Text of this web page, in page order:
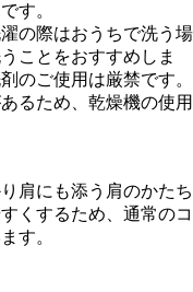
す。
の際はおうちで洗う場
ことをおすすめしま
のご使用は厳禁です。
るため、乾燥機の使用
肩にも添う肩のかたち
くするため、通常のコ
す。